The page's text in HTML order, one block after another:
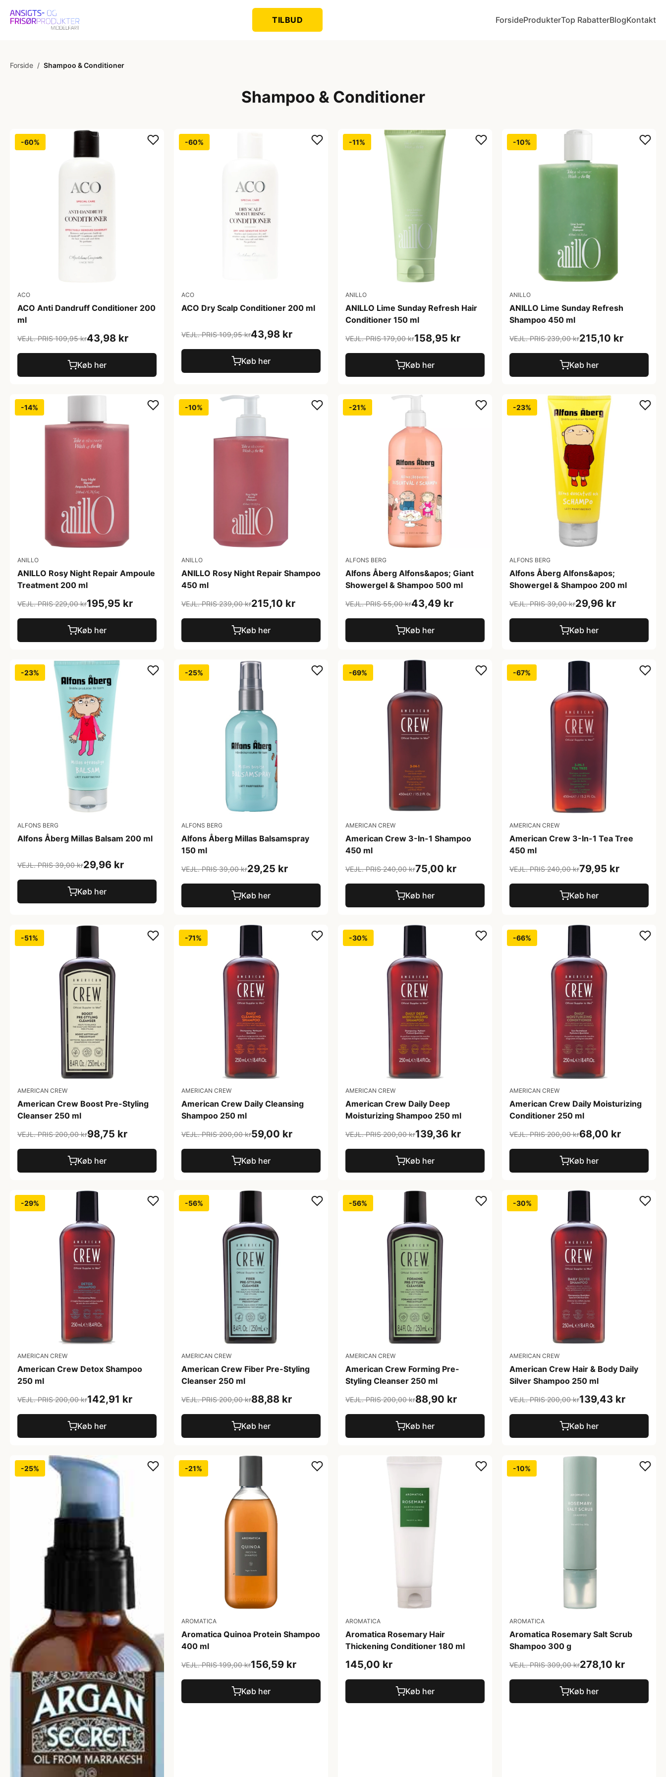
TILBUD ForsideProdukterTop RabatterBlogKontakt
Forside / Shampoo & Conditioner
Shampoo & Conditioner
-60%
ACO
ACO Anti Dandruff Conditioner 200
ml
VEJL. PRIS 109,95 kr43,98 kr
Køb her
-60%
ACO
ACO Dry Scalp Conditioner 200 ml
VEJL. PRIS 109,95 kr43,98 kr
Køb her
-11%
ANILLO
ANILLO Lime Sunday Refresh Hair
Conditioner 150 ml
VEJL. PRIS 179,00 kr158,95 kr
Køb her
-10%
ANILLO
ANILLO Lime Sunday Refresh
Shampoo 450 ml
VEJL. PRIS 239,00 kr215,10 kr
Køb her
-14%
ANILLO
ANILLO Rosy Night Repair Ampoule
Treatment 200 ml
VEJL. PRIS 229,00 kr195,95 kr
Køb her
-10%
ANILLO
ANILLO Rosy Night Repair Shampoo
450 ml
VEJL. PRIS 239,00 kr215,10 kr
Køb her
-21%
ALFONS BERG
Alfons Åberg Alfons&apos; Giant
Showergel & Shampoo 500 ml
VEJL. PRIS 55,00 kr43,49 kr
Køb her
-23%
ALFONS BERG
Alfons Åberg Alfons&apos;
Showergel & Shampoo 200 ml
VEJL. PRIS 39,00 kr29,96 kr
Køb her
-23%
ALFONS BERG
Alfons Åberg Millas Balsam 200 ml
VEJL. PRIS 39,00 kr29,96 kr
Køb her
-25%
ALFONS BERG
Alfons Åberg Millas Balsamspray
150 ml
VEJL. PRIS 39,00 kr29,25 kr
Køb her
-69%
AMERICAN CREW
American Crew 3-In-1 Shampoo
450 ml
VEJL. PRIS 240,00 kr75,00 kr
Køb her
-67%
AMERICAN CREW
American Crew 3-In-1 Tea Tree
450 ml
VEJL. PRIS 240,00 kr79,95 kr
Køb her
-51%
AMERICAN CREW
American Crew Boost Pre-Styling
Cleanser 250 ml
VEJL. PRIS 200,00 kr98,75 kr
Køb her
-71%
AMERICAN CREW
American Crew Daily Cleansing
Shampoo 250 ml
VEJL. PRIS 200,00 kr59,00 kr
Køb her
-30%
AMERICAN CREW
American Crew Daily Deep
Moisturizing Shampoo 250 ml
VEJL. PRIS 200,00 kr139,36 kr
Køb her
-66%
AMERICAN CREW
American Crew Daily Moisturizing
Conditioner 250 ml
VEJL. PRIS 200,00 kr68,00 kr
Køb her
-29%
AMERICAN CREW
American Crew Detox Shampoo
250 ml
VEJL. PRIS 200,00 kr142,91 kr
Køb her
-56%
AMERICAN CREW
American Crew Fiber Pre-Styling
Cleanser 250 ml
VEJL. PRIS 200,00 kr88,88 kr
Køb her
-56%
AMERICAN CREW
American Crew Forming Pre-
Styling Cleanser 250 ml
VEJL. PRIS 200,00 kr88,90 kr
Køb her
-30%
AMERICAN CREW
American Crew Hair & Body Daily
Silver Shampoo 250 ml
VEJL. PRIS 200,00 kr139,43 kr
Køb her
-25% -21%
AROMATICA
Aromatica Quinoa Protein Shampoo
400 ml
VEJL. PRIS 199,00 kr156,59 kr
Køb her
AROMATICA
Aromatica Rosemary Hair
Thickening Conditioner 180 ml
145,00 kr
Køb her
-10%
AROMATICA
Aromatica Rosemary Salt Scrub
Shampoo 300 g
VEJL. PRIS 309,00 kr278,10 kr
Køb her